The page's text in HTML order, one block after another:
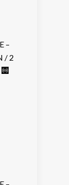
–
/ 2